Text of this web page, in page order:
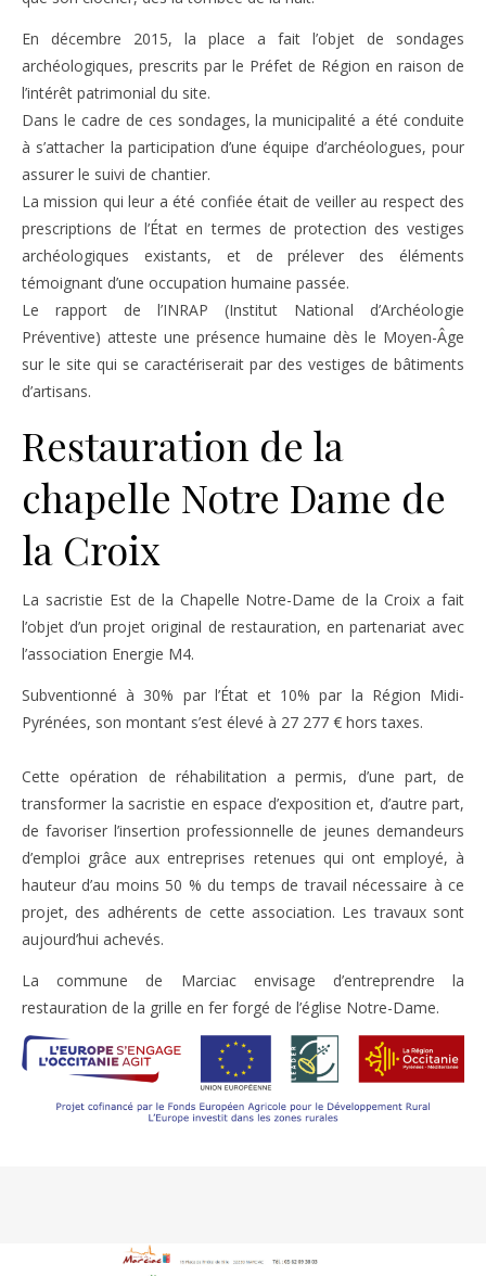
En décembre 2015, la place a fait l’objet de sondages
archéologiques, prescrits par le Préfet de Région en raison de
l’intérêt patrimonial du site.
Dans le cadre de ces sondages, la municipalité a été conduite
à s’attacher la participation d’une équipe d’archéologues, pour
assurer le suivi de chantier.
La mission qui leur a été confiée était de veiller au respect des
prescriptions de l’État en termes de protection des vestiges
archéologiques existants, et de prélever des éléments
témoignant d’une occupation humaine passée.
Le rapport de l’INRAP (Institut National d’Archéologie
Préventive) atteste une présence humaine dès le Moyen-Âge
sur le site qui se caractériserait par des vestiges de bâtiments
d’artisans.
Restauration de la
chapelle Notre Dame de
la Croix
La sacristie Est de la Chapelle Notre-Dame de la Croix a fait
l’objet d’un projet original de restauration, en partenariat avec
l’association Energie M4.
Subventionné à 30% par l’État et 10% par la Région Midi-
Pyrénées, son montant s’est élevé à 27 277 € hors taxes.
Cette opération de réhabilitation a permis, d’une part, de
transformer la sacristie en espace d’exposition et, d’autre part,
de favoriser l’insertion professionnelle de jeunes demandeurs
d’emploi grâce aux entreprises retenues qui ont employé, à
hauteur d’au moins 50 % du temps de travail nécessaire à ce
projet, des adhérents de cette association. Les travaux sont
aujourd’hui achevés.
La commune de Marciac envisage d’entreprendre la
restauration de la grille en fer forgé de l’église Notre-Dame.